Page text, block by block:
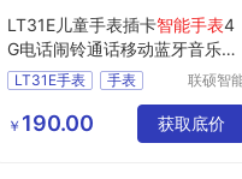
LT31E儿童手表插卡智能手表4
G电话闹铃通话移动蓝牙音乐男
女LT31E手表
手表
智能手表
4G手表
联硕智
有限公司
￥ 190.00 获取底价